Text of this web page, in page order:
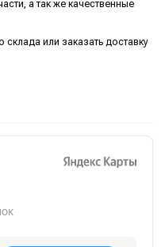
а так же качественные
или заказать доставку